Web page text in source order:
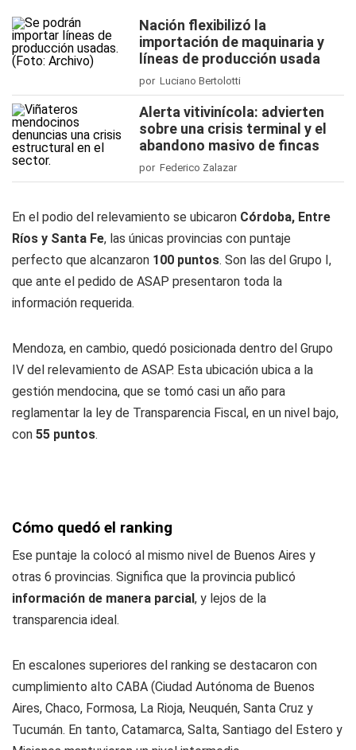
Nación flexibilizó la
importación de maquinaria y
líneas de producción usada
por Luciano Bertolotti
Alerta vitivinícola: advierten
sobre una crisis terminal y el
abandono masivo de fincas
por Federico Zalazar
En el podio del relevamiento se ubicaron Córdoba, Entre
Ríos y Santa Fe, las únicas provincias con puntaje
perfecto que alcanzaron 100 puntos. Son las del Grupo I,
que ante el pedido de ASAP presentaron toda la
información requerida.
Mendoza, en cambio, quedó posicionada dentro del Grupo
IV del relevamiento de ASAP. Esta ubicación ubica a la
gestión mendocina, que se tomó casi un año para
reglamentar la ley de Transparencia Fiscal, en un nivel bajo,
con 55 puntos.
Cómo quedó el ranking
Ese puntaje la colocó al mismo nivel de Buenos Aires y
otras 6 provincias. Significa que la provincia publicó
información de manera parcial, y lejos de la
transparencia ideal.
En escalones superiores del ranking se destacaron con
cumplimiento alto CABA (Ciudad Autónoma de Buenos
Aires, Chaco, Formosa, La Rioja, Neuquén, Santa Cruz y
Tucumán. En tanto, Catamarca, Salta, Santiago del Estero y